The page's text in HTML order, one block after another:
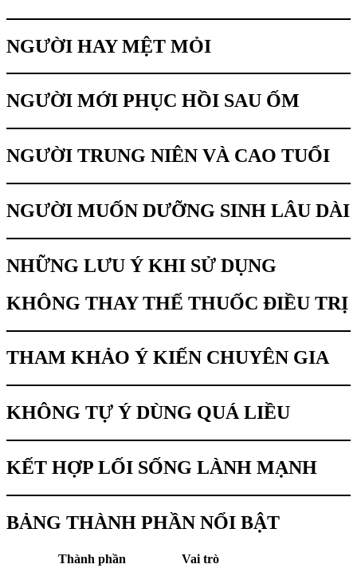
NGƯỜI HAY MỆT MỎI
NGƯỜI MỚI PHỤC HỒI SAU ỐM
NGƯỜI TRUNG NIÊN VÀ CAO TUỔI
NGƯỜI MUỐN DƯỠNG SINH LÂU DÀI
NHỮNG LƯU Ý KHI SỬ DỤNG
KHÔNG THAY THẾ THUỐC ĐIỀU TRỊ
THAM KHẢO Ý KIẾN CHUYÊN GIA
KHÔNG TỰ Ý DÙNG QUÁ LIỀU
KẾT HỢP LỐI SỐNG LÀNH MẠNH
BẢNG THÀNH PHẦN NỔI BẬT
Thành phần
Vai trò